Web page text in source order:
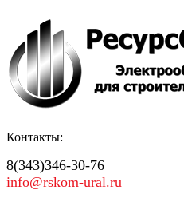
Контакты:
8(343)346-30-76
info@rskom-ural.ru